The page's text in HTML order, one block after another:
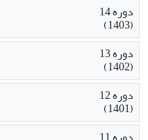
دوره 14
(1403)
دوره 13
(1402)
دوره 12
(1401)